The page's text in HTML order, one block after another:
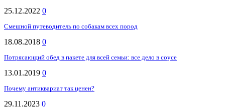
25.12.2022 0
Смешной путеводитель по собакам всех пород
18.08.2018 0
Потрясающий обед в пакете для всей семьи: все дело в соусе
13.01.2019 0
Почему антиквариат так ценен?
29.11.2023 0